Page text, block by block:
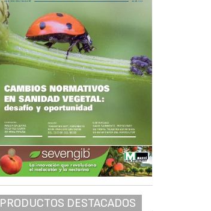
PRODUCTOS DESTACADOS